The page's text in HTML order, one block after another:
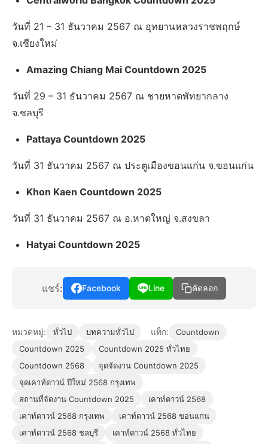
วันที่ 21 – 31 ธันวาคม 2567 ณ อุทยานหลวงราชพฤกษ์
จ.เชียงใหม่
Amazing Chiang Mai Countdown 2025
วันที่ 29 – 31 ธันวาคม 2567 ณ ชายหาดพัทยากลาง
จ.ชลบุรี
Pattaya Countdown 2025
วันที่ 31 ธันวาคม 2567 ณ ประตูเมืองขอนแก่น จ.ขอนแก่น
Khon Kaen Countdown 2025
วันที่ 31 ธันวาคม 2567 ณ อ.หาดใหญ่ จ.สงขลา
Hatyai Countdown 2025
แชร์: Facebook Line คัดลอก
หมวดหมู่: ทั่วไป บทความทั่วไป แท็ก:
Countdown
Countdown 2025
Countdown 2025 ทั่วไทย
Countdown 2568
จุดจัดงาน Countdown 2025
จุดเคาท์ดาวน์ ปีใหม่ 2568 กรุงเทพ
สถานที่จัดงาน Countdown 2025
เคาท์ดาวน์ 2568
เคาท์ดาวน์ 2568 กรุงเทพ
เคาท์ดาวน์ 2568 ขอนแก่น
เคาท์ดาวน์ 2568 ชลบุรี
เคาท์ดาวน์ 2568 ทั่วไทย